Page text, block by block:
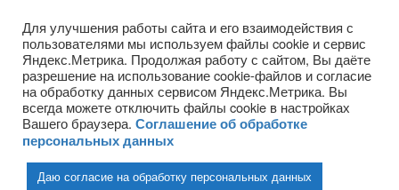
Архивы
(ГПОУ ТО «НТПБ») 2020 г. ©
Для улучшения работы сайта и его взаимодействия с
пользователями мы используем файлы cookie и сервис
Яндекс.Метрика. Продолжая работу с сайтом, Вы даёте
разрешение на использование cookie-файлов и согласие
на обработку данных сервисом Яндекс.Метрика. Вы
всегда можете отключить файлы cookie в настройках
Вашего браузера. Соглашение об обработке
персональных данных
Даю согласие на обработку персональных данных